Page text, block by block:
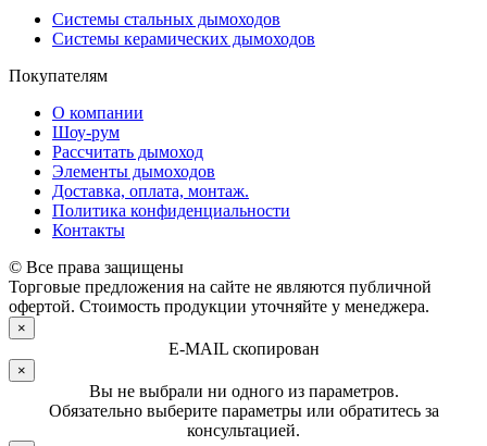
Системы стальных дымоходов
Системы керамических дымоходов
Покупателям
О компании
Шоу-рум
Рассчитать дымоход
Элементы дымоходов
Доставка, оплата, монтаж.
Политика конфиденциальности
Контакты
© Все права защищены
Торговые предложения на сайте не являются публичной
офертой. Стоимость продукции уточняйте у менеджера.
×
E-MAIL скопирован
×
Вы не выбрали ни одного из параметров.
Обязательно выберите параметры или обратитесь за
консультацией.